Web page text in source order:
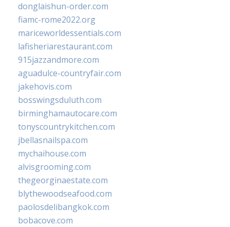
donglaishun-order.com
fiamc-rome2022.org
mariceworldessentials.com
lafisheriarestaurant.com
915jazzandmore.com
aguadulce-countryfair.com
jakehovis.com
bosswingsduluth.com
birminghamautocare.com
tonyscountrykitchen.com
jbellasnailspa.com
mychaihouse.com
alvisgrooming.com
thegeorginaestate.com
blythewoodseafood.com
paolosdelibangkok.com
bobacove.com